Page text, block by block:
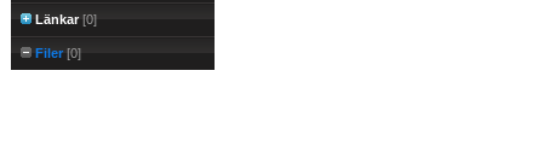
Länkar[0]
Filer[0]